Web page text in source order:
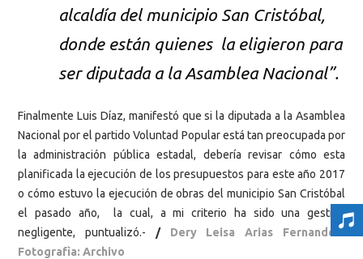
alcaldía del municipio San Cristóbal,
donde están quienes la eligieron para
ser diputada a la Asamblea Nacional”.
Finalmente Luis Díaz, manifestó que si la diputada a la Asamblea
Nacional por el partido Voluntad Popular está tan preocupada por
la administración pública estadal, debería revisar cómo esta
planificada la ejecución de los presupuestos para este año 2017
o cómo estuvo la ejecución de obras del municipio San Cristóbal
el pasado año, la cual, a mi criterio ha sido una gestión
negligente, puntualizó.- / Dery Leisa Arias Fernandez.
Fotografìa: Archivo